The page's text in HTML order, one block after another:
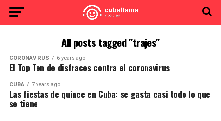
All posts tagged "trajes"
CORONAVIRUS 6 years ago
El Top Ten de disfraces contra el coronavirus
CUBA 7 years ago
Las fiestas de quince en Cuba: se gasta casi todo lo que
se tiene